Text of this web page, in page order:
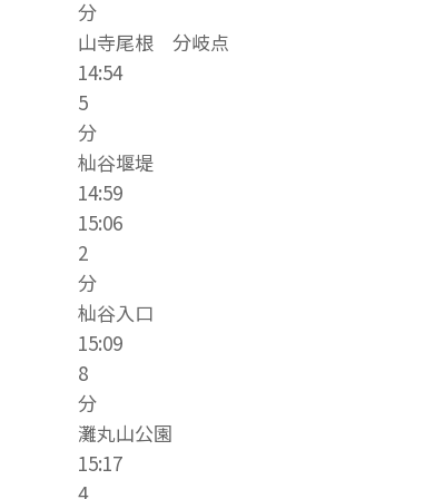
分
山寺尾根 分岐点
14:54
5
分
杣谷堰堤
14:59
15:06
2
分
杣谷入口
15:09
8
分
灘丸山公園
15:17
4